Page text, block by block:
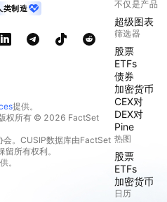
类制造
提供。
权所有 © 2026 FactSet
。CUSIP数据库由FactSet
所有权利。
。
不仅是产品
超级图表
筛选器
股票
ETFs
债券
加密货币
CEX对
DEX对
Pine
热图
股票
ETFs
加密货币
日历